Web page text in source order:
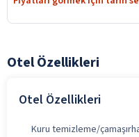
Otel Özellikleri
Otel Özellikleri
Kuru temizleme/